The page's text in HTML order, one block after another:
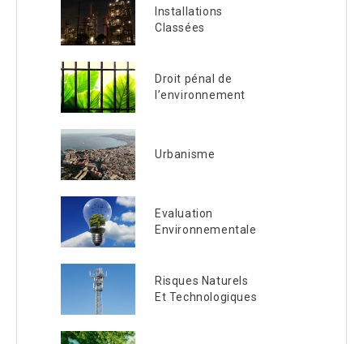
Installations
Classées
Droit pénal de
l’environnement
Urbanisme
Evaluation
Environnementale
Risques Naturels
Et Technologiques